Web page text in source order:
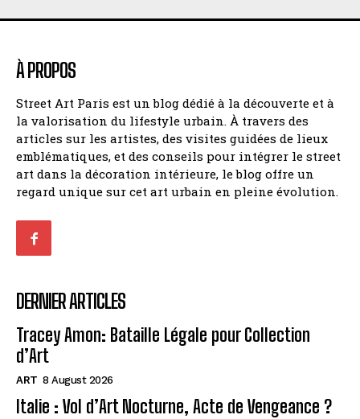
À PROPOS
Street Art Paris est un blog dédié à la découverte et à
la valorisation du lifestyle urbain. À travers des
articles sur les artistes, des visites guidées de lieux
emblématiques, et des conseils pour intégrer le street
art dans la décoration intérieure, le blog offre un
regard unique sur cet art urbain en pleine évolution.
DERNIER ARTICLES
Tracey Amon: Bataille Légale pour Collection
d’Art
ART 8 August 2026
Italie : Vol d’Art Nocturne, Acte de Vengeance ?